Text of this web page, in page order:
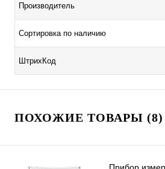
Производитель
Сортировка по наличию
ШтрихКод
ПОХОЖИЕ ТОВАРЫ (8)